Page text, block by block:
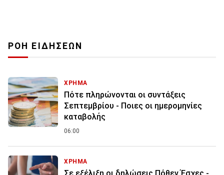
ΡΟΗ ΕΙΔΗΣΕΩΝ
ΧΡΗΜΑ
Πότε πληρώνονται οι συντάξεις
Σεπτεμβρίου - Ποιες οι ημερομηνίες
καταβολής
06:00
ΧΡΗΜΑ
Σε εξέλιξη οι δηλώσεις Πόθεν Έσχες -